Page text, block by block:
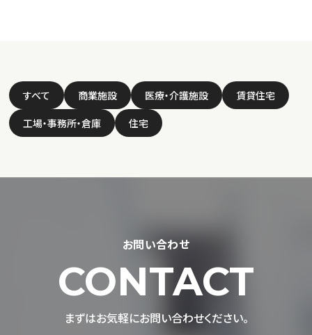
すべて 商業施設 医療・介護施設
賃貸住宅
工場・事務所・倉庫
住宅
お問い合わせ
CONTACT
まずはお気軽にお問い合わせください。